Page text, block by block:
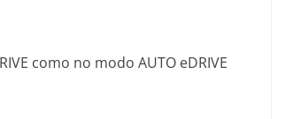
como no modo AUTO eDRIVE